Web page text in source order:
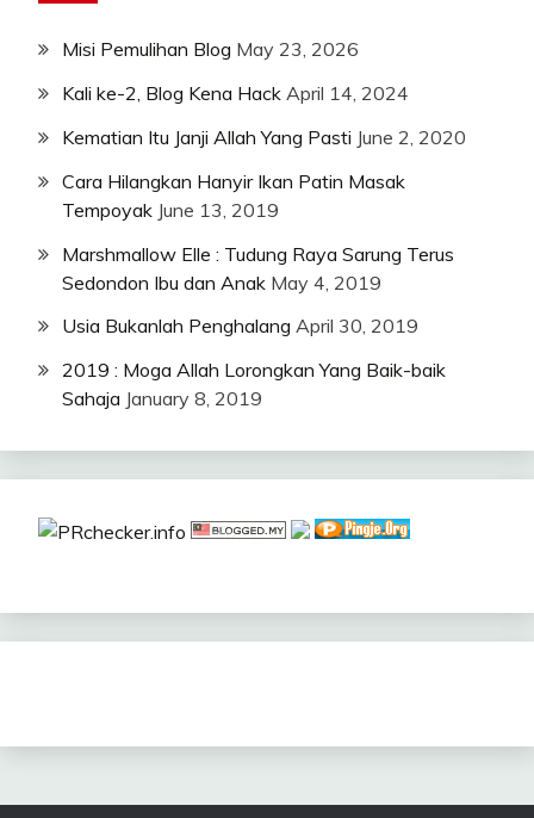
Misi Pemulihan Blog May 23, 2026
Kali ke-2, Blog Kena Hack April 14, 2024
Kematian Itu Janji Allah Yang Pasti June 2, 2020
Cara Hilangkan Hanyir Ikan Patin Masak
Tempoyak June 13, 2019
Marshmallow Elle : Tudung Raya Sarung Terus
Sedondon Ibu dan Anak May 4, 2019
Usia Bukanlah Penghalang April 30, 2019
2019 : Moga Allah Lorongkan Yang Baik-baik
Sahaja January 8, 2019